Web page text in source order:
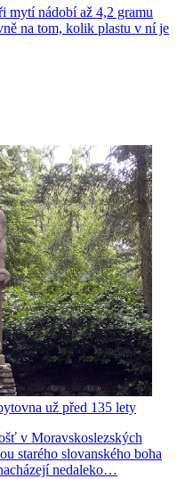
mytí nádobí až 4,2 gramu
na tom, kolik plastu v ní je
už před 135 lety
v Moravskoslezských
starého slovanského boha
nedaleko…